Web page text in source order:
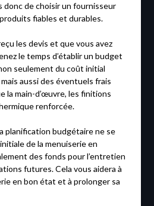
donc de choisir un fournisseur
fiables et durables.
les devis et que vous avez
le temps d’établir un budget
seulement du coût initial
aussi des éventuels frais
la main-d’œuvre, les finitions
renforcée.
planification budgétaire ne se
de la menuiserie en
des fonds pour l’entretien
futures. Cela vous aidera à
en bon état et à prolonger sa